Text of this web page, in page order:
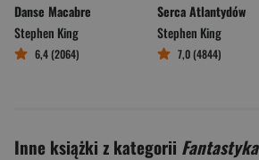
Danse Macabre
Stephen King
6,4 (2064)
Serca Atlantydów
Stephen King
7,0 (4844)
Inne książki z kategorii Fantastyka